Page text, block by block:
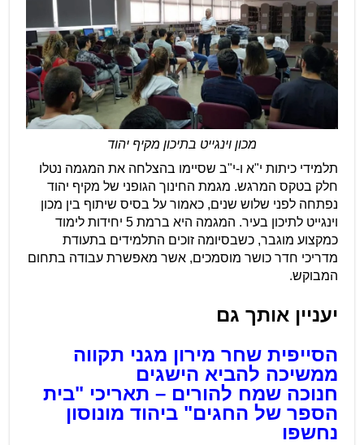
מכון וינגייט בתיכון מקיף יהוד
תלמידי כיתות י"א ו-י"ב שסיימו בהצלחה את המגמה נטלו
חלק בטקס המרגש. מגמת החינוך הגופני של מקיף יהוד
נפתחה לפני שלוש שנים, כאמור על בסיס שיתוף בין מכון
וינגייט לתיכון בעיר. המגמה היא ברמת 5 יחידות לימוד
כמקצוע מוגבר, כשבסיומה זוכים התלמידים בתעודת
מדריכי חדר כושר מוסמכים, אשר מאפשרת עבודה בתחום
המבוקש.
יעניין אותך גם
הסייפית שחר מירון מגני תקווה
ממשיכה להביא הישגים
חנוכה שמח להורים – תאריכי "בית
הספר של החגים" ביהוד מונוסון
נחשפו